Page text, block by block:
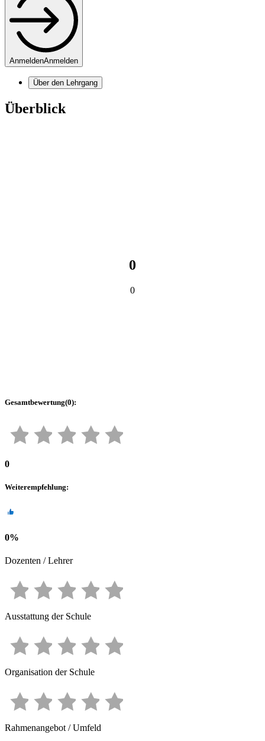
AnmeldenAnmelden
Über den Lehrgang
Überblick
0
0
Gesamtbewertung(0):
0
Weiterempfehlung:
0%
Dozenten / Lehrer
Ausstattung der Schule
Organisation der Schule
Rahmenangebot / Umfeld